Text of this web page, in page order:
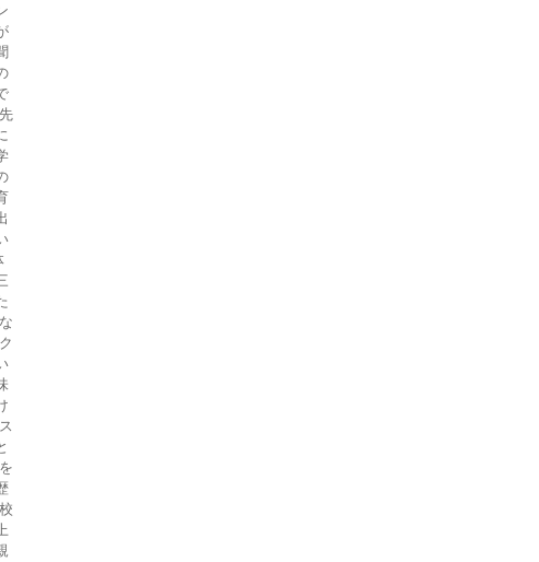
先
ク